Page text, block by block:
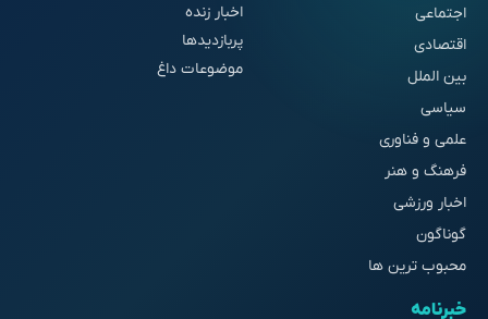
اجتماعی
اقتصادی
بین الملل
سیاسی
علمی و فناوری
فرهنگ و هنر
اخبار ورزشی
گوناگون
محبوب ترین ها
اخبار زنده
پربازدیدها
موضوعات داغ
خبرنامه